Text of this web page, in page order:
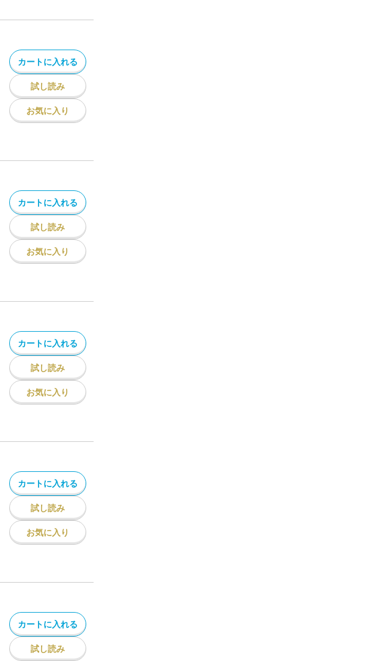
カートに入れる
試し読み
お気に入り
カートに入れる
試し読み
お気に入り
カートに入れる
試し読み
お気に入り
カートに入れる
試し読み
お気に入り
カートに入れる
試し読み